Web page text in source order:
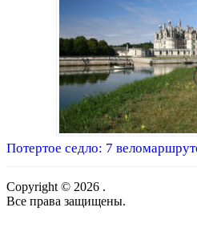
Потертое седло: 7
Copyright © 2026 .
Все права защищены.